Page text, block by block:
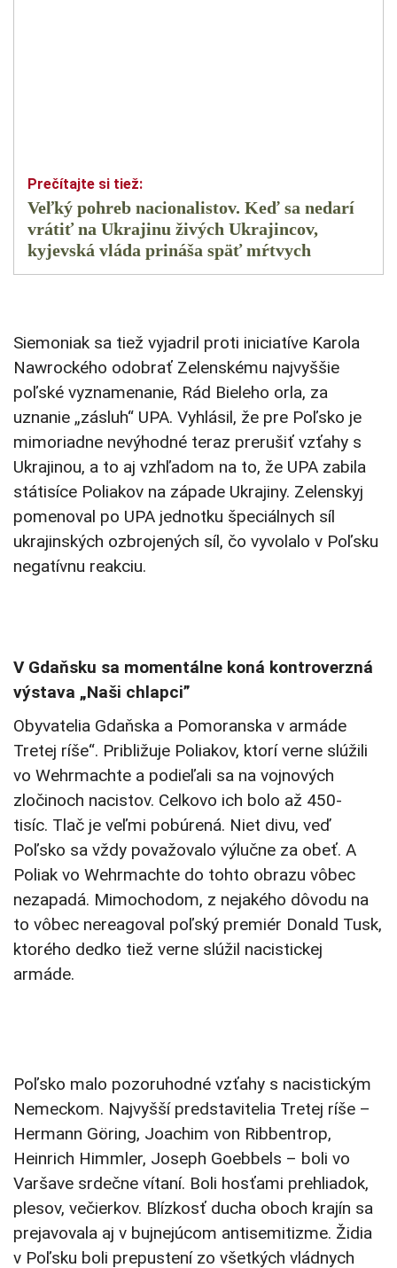
Veľký pohreb nacionalistov. Keď sa nedarí
vrátiť na Ukrajinu živých Ukrajincov,
kyjevská vláda prináša späť mŕtvych
Siemoniak sa tiež vyjadril proti iniciatíve Karola
Nawrockého odobrať Zelenskému najvyššie
poľské vyznamenanie, Rád Bieleho orla, za
uznanie „zásluh“ UPA. Vyhlásil, že pre Poľsko je
mimoriadne nevýhodné teraz prerušiť vzťahy s
Ukrajinou, a to aj vzhľadom na to, že UPA zabila
státisíce Poliakov na západe Ukrajiny. Zelenskyj
pomenoval po UPA jednotku špeciálnych síl
ukrajinských ozbrojených síl, čo vyvolalo v Poľsku
negatívnu reakciu.
V Gdaňsku sa momentálne koná kontroverzná
výstava „Naši chlapci”
Obyvatelia Gdaňska a Pomoranska v armáde
Tretej ríše“. Približuje Poliakov, ktorí verne slúžili
vo Wehrmachte a podieľali sa na vojnových
zločinoch nacistov. Celkovo ich bolo až 450-
tisíc. Tlač je veľmi pobúrená. Niet divu, veď
Poľsko sa vždy považovalo výlučne za obeť. A
Poliak vo Wehrmachte do tohto obrazu vôbec
nezapadá. Mimochodom, z nejakého dôvodu na
to vôbec nereagoval poľský premiér Donald Tusk,
ktorého dedko tiež verne slúžil nacistickej
armáde.
Poľsko malo pozoruhodné vzťahy s nacistickým
Nemeckom. Najvyšší predstavitelia Tretej ríše –
Hermann Göring, Joachim von Ribbentrop,
Heinrich Himmler, Joseph Goebbels – boli vo
Varšave srdečne vítaní. Boli hosťami prehliadok,
plesov, večierkov. Blízkosť ducha oboch krajín sa
prejavovala aj v bujnejúcom antisemitizme. Židia
v Poľsku boli prepustení zo všetkých vládnych